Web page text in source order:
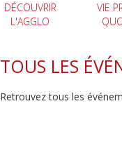
DÉCOUVRIR
L'AGGLO
VIE
TOUS LES
Retrouvez tous les